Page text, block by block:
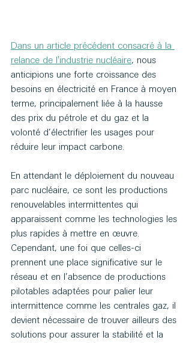
Dans un article précédent consacré à la
relance de l'industrie nucléaire, nous
anticipions une forte croissance des
besoins en électricité en France à moyen
terme, principalement liée à la hausse
des prix du pétrole et du gaz et la
volonté d’électrifier les usages pour
réduire leur impact carbone.
En attendant le déploiement du nouveau
parc nucléaire, ce sont les productions
renouvelables intermittentes qui
apparaissent comme les technologies les
plus rapides à mettre en œuvre.
Cependant, une foi que celles-ci
prennent une place significative sur le
réseau et en l’absence de productions
pilotables adaptées pour palier leur
intermittence comme les centrales gaz, il
devient nécessaire de trouver ailleurs des
solutions pour assurer la stabilité et la